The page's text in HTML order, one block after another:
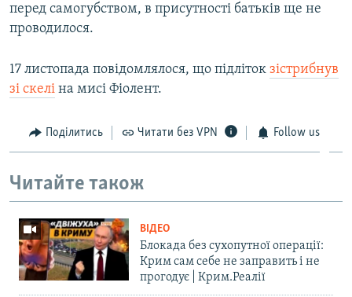
перед самогубством, в присутності батьків ще не
проводилося.
17 листопада повідомлялося, що підліток зістрибнув
зі скелі на мисі Фіолент.
Поділитись Читати без VPN Follow us
Читайте також
ВІДЕО
Блокада без сухопутної операції:
Крим сам себе не заправить і не
прогодує | Крим.Реалії